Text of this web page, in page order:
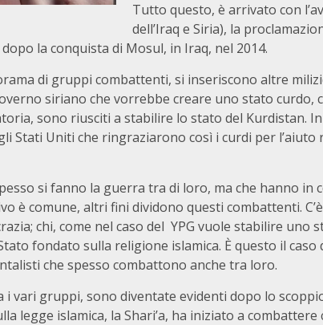
Tutto questo, è arrivato con
dell’Iraq e Siria), la
la conquista di Mosul, in Iraq, nel 2014.
di gruppi combattenti, si inseriscono altre
siriano che vorrebbe creare uno stato curdo,
sono riusciti a stabilire lo stato del Kurdistan.
Stati Uniti che ringraziarono così i curdi per
si fanno la guerra tra di loro, ma che hanno in
è comune, altri fini dividono questi combattenti.
chi, come nel caso del YPG vuole stabilire uno
fondato sulla religione islamica. È questo il caso
che spesso combattono anche tra loro.
i vari gruppi, sono diventate evidenti dopo lo
legge islamica, la Shari’a, ha iniziato a